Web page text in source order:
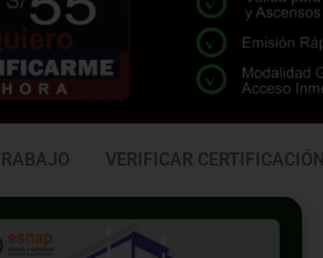
VERIFICAR CERTIFICACIÓN